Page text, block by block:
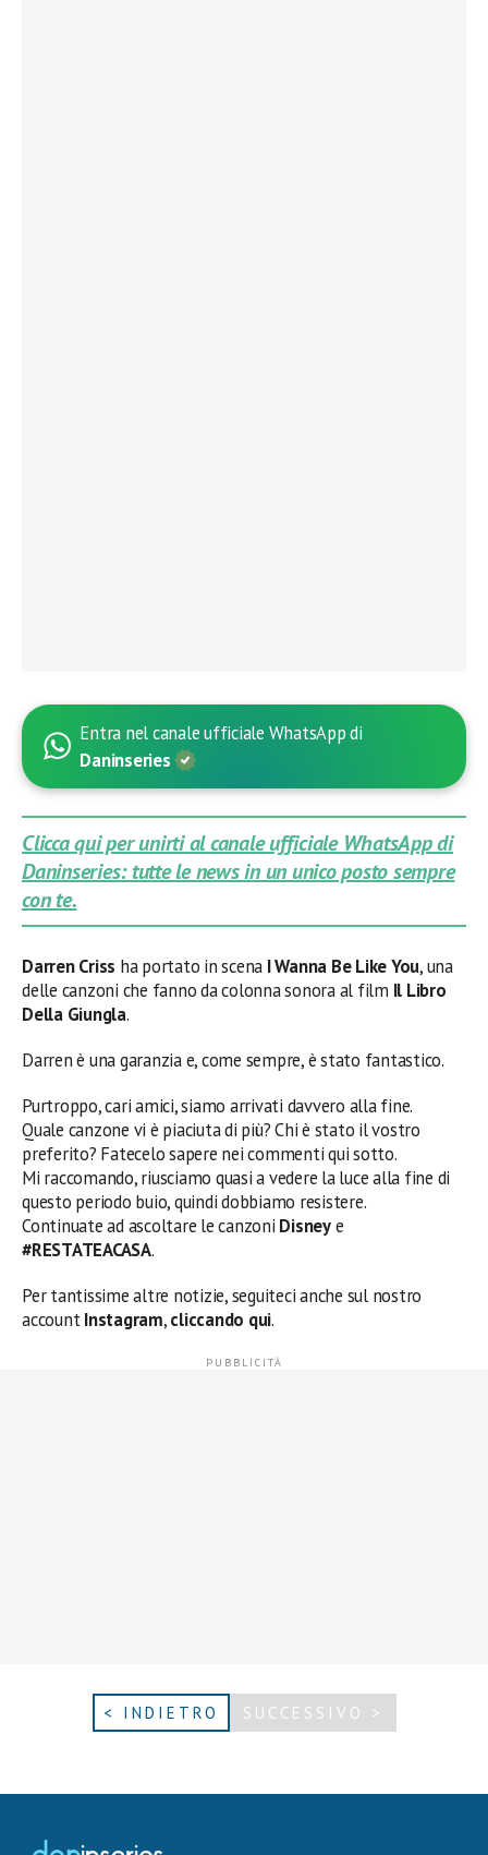
Entra nel canale ufficiale WhatsApp di
Daninseries
Clicca qui per unirti al canale ufficiale WhatsApp di
Daninseries: tutte le news in un unico posto sempre
con te.
Darren Criss ha portato in scena I Wanna Be Like You, una
delle canzoni che fanno da colonna sonora al film Il Libro
Della Giungla.
Darren è una garanzia e, come sempre, è stato fantastico.
Purtroppo, cari amici, siamo arrivati davvero alla fine.
Quale canzone vi è piaciuta di più? Chi è stato il vostro
preferito? Fatecelo sapere nei commenti qui sotto.
Mi raccomando, riusciamo quasi a vedere la luce alla fine di
questo periodo buio, quindi dobbiamo resistere.
Continuate ad ascoltare le canzoni Disneye
#RESTATEACASA.
Per tantissime altre notizie, seguiteci anche sul nostro
accountInstagram,cliccando qui.
< INDIETRO SUCCESSIVO >